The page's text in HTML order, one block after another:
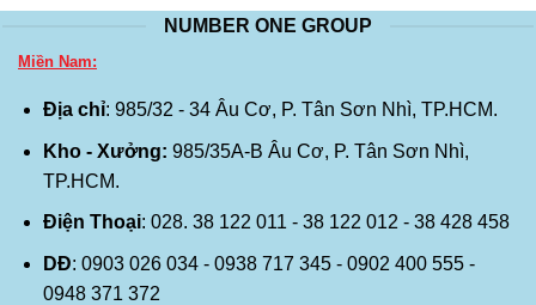
NUMBER ONE GROUP
Miền Nam:
Địa chỉ: 985/32 - 34 Âu Cơ, P. Tân Sơn Nhì, TP.HCM.
Kho - Xưởng: 985/35A-B Âu Cơ, P. Tân Sơn Nhì,
TP.HCM.
Điện Thoại: 028. 38 122 011 - 38 122 012 - 38 428 458
DĐ: 0903 026 034 - 0938 717 345 - 0902 400 555 -
0948 371 372